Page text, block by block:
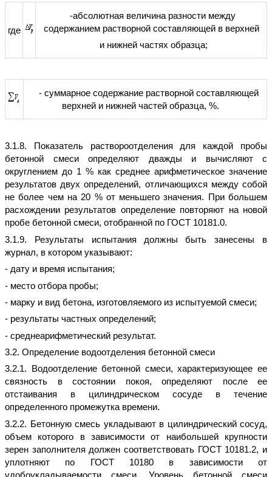
где
-абсолютная величина разности между
содержанием растворной составляющей в верхней
и нижней частях образца;
- суммарное содержание растворной составляющей
верхней и нижней частей образца, %.
3.1.8. Показатель раствороотделения для каждой пробы
бетонной смеси определяют дважды и вычисляют с
округлением до 1 % как среднее арифметическое значение
результатов двух определений, отличающихся между собой
не более чем на 20 % от меньшего значения. При большем
расхождении результатов определение повторяют на новой
пробе бетонной смеси, отобранной по ГОСТ 10181.0.
3.1.9. Результаты испытания должны быть занесены в
журнал, в котором указывают:
- дату и время испытания;
- место отбора пробы;
- марку и вид бетона, изготовляемого из испытуемой смеси;
- результаты частных определений;
- среднеарифметический результат.
3.2. Определение водоотделения бетонной смеси
3.2.1. Водоотделение бетонной смеси, характеризующее ее
связность в состоянии покоя, определяют после ее
отстаивания в цилиндрическом сосуде в течение
определенного промежутка времени.
3.2.2. Бетонную смесь укладывают в цилиндрический сосуд,
объем которого в зависимости от наибольшей крупности
зерен заполнителя должен соответствовать ГОСТ 10181.2, и
уплотняют по ГОСТ 10180 в зависимости от
удобоукладываемости смеси. Уровень бетонной смеси